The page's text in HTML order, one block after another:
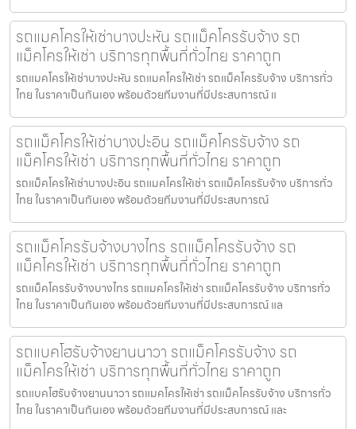
รถแมคโครให้เช่าบางปะหัน รถแม็คโครรับจ้าง รถ
แม็คโครให้เช่า บริการทุกพื้นที่ทั่วไทย ราคาถูก
รถแมคโครให้เช่าบางปะหัน รถแมคโครให้เช่า รถแม็คโครรับจ้าง บริการทั่ว
ไทย ในราคาเป็นกันเอง พร้อมด้วยทีมงานที่มีประสบการณ์ แ
รถแม็คโครให้เช่าบางปะอิน รถแม็คโครรับจ้าง รถ
แม็คโครให้เช่า บริการทุกพื้นที่ทั่วไทย ราคาถูก
รถแม็คโครให้เช่าบางปะอิน รถแมคโครให้เช่า รถแม็คโครรับจ้าง บริการทั่ว
ไทย ในราคาเป็นกันเอง พร้อมด้วยทีมงานที่มีประสบการณ์
รถแม็คโครรับจ้างบางไทร รถแม็คโครรับจ้าง รถ
แม็คโครให้เช่า บริการทุกพื้นที่ทั่วไทย ราคาถูก
รถแม็คโครรับจ้างบางไทร รถแมคโครให้เช่า รถแม็คโครรับจ้าง บริการทั่ว
ไทย ในราคาเป็นกันเอง พร้อมด้วยทีมงานที่มีประสบการณ์ แล
รถแบคโฮรับจ้างยานนาวา รถแม็คโครรับจ้าง รถ
แม็คโครให้เช่า บริการทุกพื้นที่ทั่วไทย ราคาถูก
รถแบคโฮรับจ้างยานนาวา รถแมคโครให้เช่า รถแม็คโครรับจ้าง บริการทั่ว
ไทย ในราคาเป็นกันเอง พร้อมด้วยทีมงานที่มีประสบการณ์ และ